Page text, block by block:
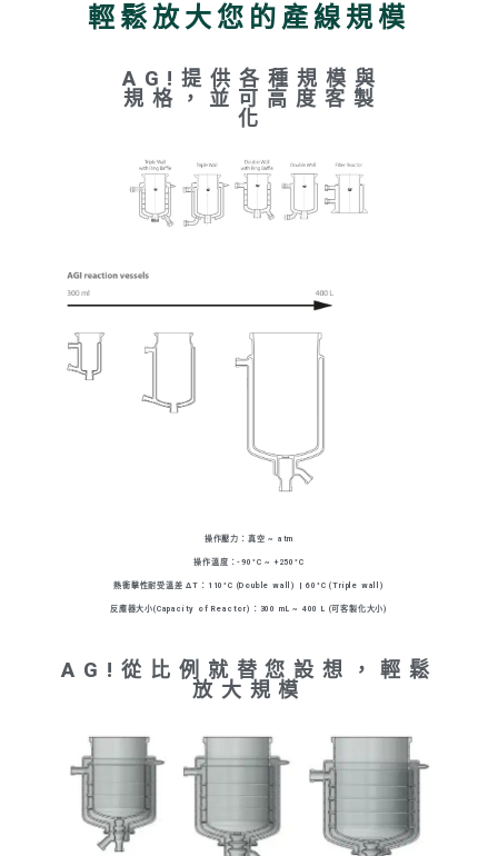
輕鬆放大您的產線規模
AG!提供各種規模與
規格，並可高度客製
化
操作壓力：真空 ~ atm
操作溫度：-90°C ~ +250°C
熱衝擊性耐受溫差 ΔT：110°C (Double wall) | 60°C (Triple wall)
反應器大小(Capacity of Reactor)：300 mL ~ 400 L (可客製化大小)
AG!從比例就替您設想，輕鬆
放大規模